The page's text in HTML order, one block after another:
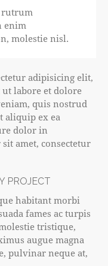
rutrum
enim
molestie nisl.
adipisicing elit,
labore et dolore
quis nostrud
aliquip ex ea
dolor in
amet, consectetur
PROJECT
habitant morbi
fames ac turpis
tristique,
augue magna
pulvinar neque at,